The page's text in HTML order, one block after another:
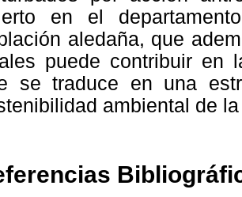
en el
aledaña, que
puede contribuir en
se traduce en una
ambiental de